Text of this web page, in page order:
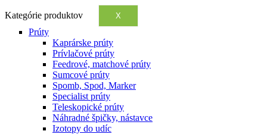
Kategórie produktov X
Prúty
Kaprárske prúty
Prívlačové prúty
Feedrové, matchové prúty
Sumcové prúty
Spomb, Spod, Marker
Specialist prúty
Teleskopické prúty
Náhradné špičky, nástavce
Izotopy do udíc